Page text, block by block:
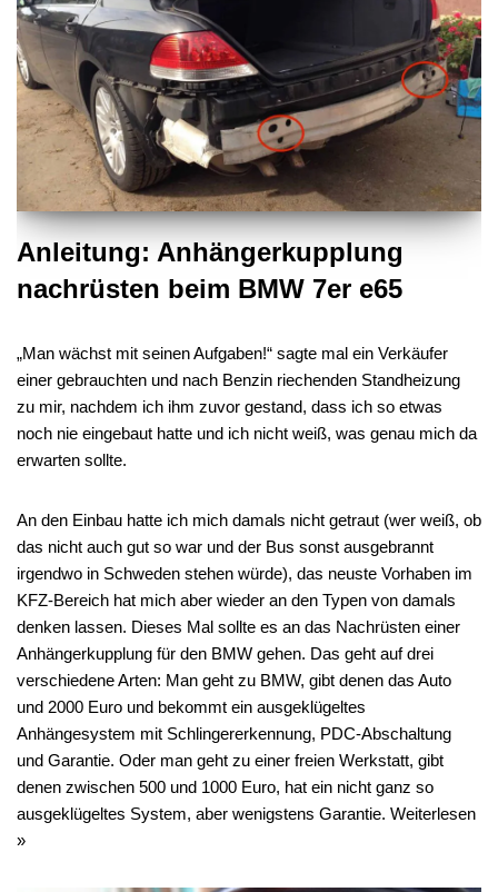
Anleitung: Anhängerkupplung
nachrüsten beim BMW 7er e65
„Man wächst mit seinen Aufgaben!“ sagte mal ein Verkäufer
einer gebrauchten und nach Benzin riechenden Standheizung
zu mir, nachdem ich ihm zuvor gestand, dass ich so etwas
noch nie eingebaut hatte und ich nicht weiß, was genau mich da
erwarten sollte.
An den Einbau hatte ich mich damals nicht getraut (wer weiß, ob
das nicht auch gut so war und der Bus sonst ausgebrannt
irgendwo in Schweden stehen würde), das neuste Vorhaben im
KFZ-Bereich hat mich aber wieder an den Typen von damals
denken lassen. Dieses Mal sollte es an das Nachrüsten einer
Anhängerkupplung für den BMW gehen. Das geht auf drei
verschiedene Arten: Man geht zu BMW, gibt denen das Auto
und 2000 Euro und bekommt ein ausgeklügeltes
Anhängesystem mit Schlingererkennung, PDC-Abschaltung
und Garantie. Oder man geht zu einer freien Werkstatt, gibt
denen zwischen 500 und 1000 Euro, hat ein nicht ganz so
ausgeklügeltes System, aber wenigstens Garantie. Weiterlesen
»